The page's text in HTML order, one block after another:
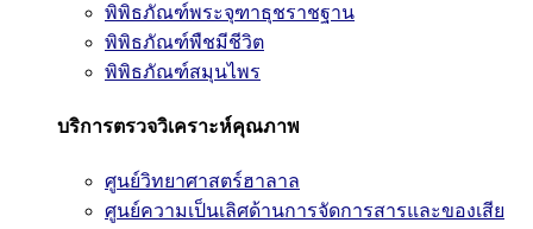
พิพิธภัณฑ์พระจุฑาธุชราชฐาน
พิพิธภัณฑ์พืชมีชีวิต
พิพิธภัณฑ์สมุนไพร
บริการตรวจวิเคราะห์คุณภาพ
ศูนย์วิทยาศาสตร์ฮาลาล
ศูนย์ความเป็นเลิศด้านการจัดการสารและของเสีย